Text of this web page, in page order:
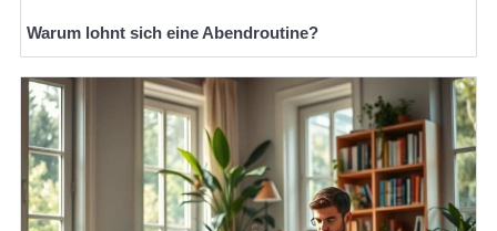
Warum lohnt sich eine Abendroutine?